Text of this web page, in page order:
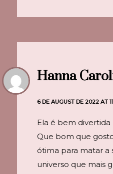
Hanna
6 DE AUGUST DE 2022 AT
Ela é bem
Que bom que
ótima para matar a
universo que mais